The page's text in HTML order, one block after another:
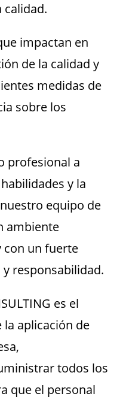
calidad.
impactan en
de la calidad y
medidas de
sobre los
profesional a
y la
equipo de
ambiente
con un fuerte
responsabilidad.
es el
aplicación de
todos los
que el personal